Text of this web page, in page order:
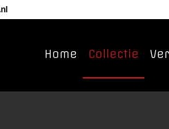
Home Collectie